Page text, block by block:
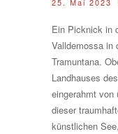
Ein Picknick in
Valldemossa in
Tramuntana.
Landhauses
eingerahmt von
dieser
künstlichen